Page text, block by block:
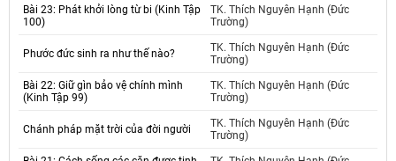
Bài 23: Phát khởi lòng từ bi (Kinh Tập
100)
TK. Thích Nguyên Hạnh (Đức
Trường)
Phước đức sinh ra như thế nào?
TK. Thích Nguyên Hạnh (Đức
Trường)
Bài 22: Giữ gìn bảo vệ chính mình
(Kinh Tập 99)
TK. Thích Nguyên Hạnh (Đức
Trường)
Chánh pháp mặt trời của đời người
TK. Thích Nguyên Hạnh (Đức
Trường)